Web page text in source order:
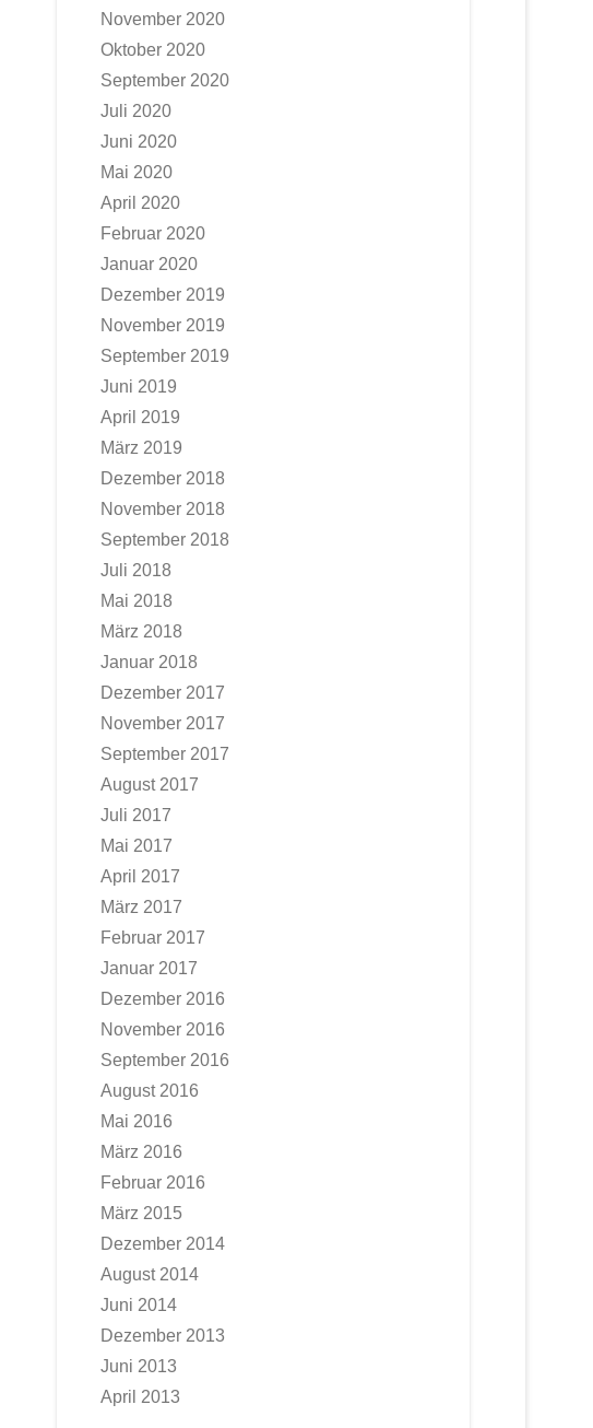
November 2020
Oktober 2020
September 2020
Juli 2020
Juni 2020
Mai 2020
April 2020
Februar 2020
Januar 2020
Dezember 2019
November 2019
September 2019
Juni 2019
April 2019
März 2019
Dezember 2018
November 2018
September 2018
Juli 2018
Mai 2018
März 2018
Januar 2018
Dezember 2017
November 2017
September 2017
August 2017
Juli 2017
Mai 2017
April 2017
März 2017
Februar 2017
Januar 2017
Dezember 2016
November 2016
September 2016
August 2016
Mai 2016
März 2016
Februar 2016
März 2015
Dezember 2014
August 2014
Juni 2014
Dezember 2013
Juni 2013
April 2013